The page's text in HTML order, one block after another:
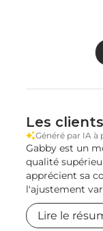
Les
Généré par IA à
Gabby est un
qualité
apprécient sa
l'ajustement
Lire le